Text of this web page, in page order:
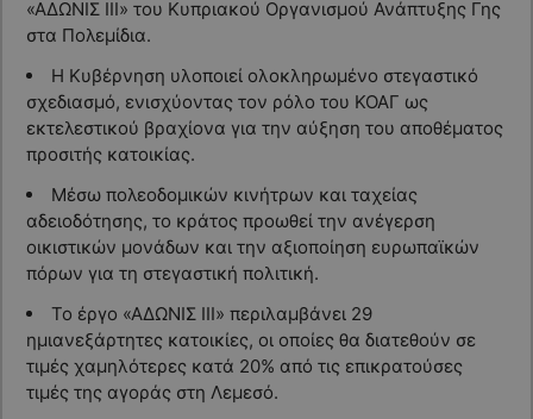
«ΑΔΩΝΙΣ ΙΙΙ» του Κυπριακού Οργανισμού Ανάπτυξης Γης
στα Πολεμίδια.
Η Κυβέρνηση υλοποιεί ολοκληρωμένο στεγαστικό
σχεδιασμό, ενισχύοντας τον ρόλο του ΚΟΑΓ ως
εκτελεστικού βραχίονα για την αύξηση του αποθέματος
προσιτής κατοικίας.
Μέσω πολεοδομικών κινήτρων και ταχείας
αδειοδότησης, το κράτος προωθεί την ανέγερση
οικιστικών μονάδων και την αξιοποίηση ευρωπαϊκών
πόρων για τη στεγαστική πολιτική.
Το έργο «ΑΔΩΝΙΣ ΙΙΙ» περιλαμβάνει 29
ημιανεξάρτητες κατοικίες, οι οποίες θα διατεθούν σε
τιμές χαμηλότερες κατά 20% από τις επικρατούσες
τιμές της αγοράς στη Λεμεσό.